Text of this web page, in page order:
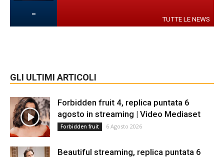
- TUTTE LE NEWS
GLI ULTIMI ARTICOLI
Forbidden fruit 4, replica puntata 6
agosto in streaming | Video Mediaset
Forbidden fruit 6 Agosto 2026
Beautiful streaming, replica puntata 6